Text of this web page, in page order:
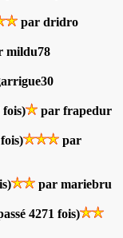
par dridro
mildu78
fois) par frapedur
par
par mariebru
4271 fois)